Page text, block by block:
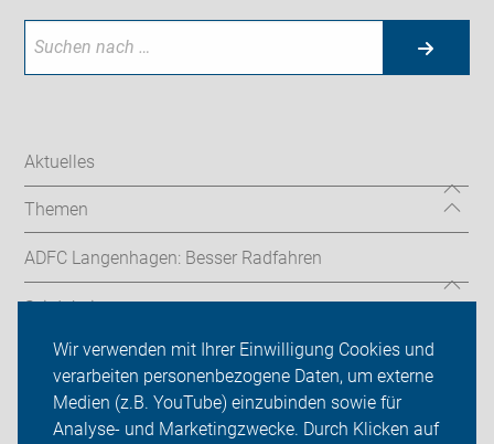
Wir verwenden mit Ihrer Einwilligung Cookies und
verarbeiten personenbezogene Daten, um externe
Medien (z.B. YouTube) einzubinden sowie für
Analyse- und Marketingzwecke. Durch Klicken auf
Aktuelles
Themen
ADFC Langenhagen: Besser Radfahren
Sei dabei
Presse
Login